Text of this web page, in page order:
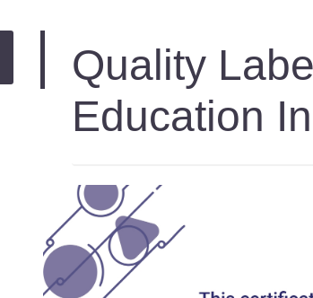
Quality
Education